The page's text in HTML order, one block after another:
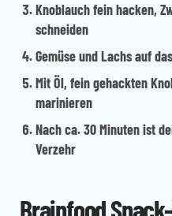
Knoblauch fein hacken,
schneiden
Gemüse und Lachs auf
Mit Öl, fein gehackten
marinieren
Nach ca. 30 Minuten ist
Verzehr
Brainfood